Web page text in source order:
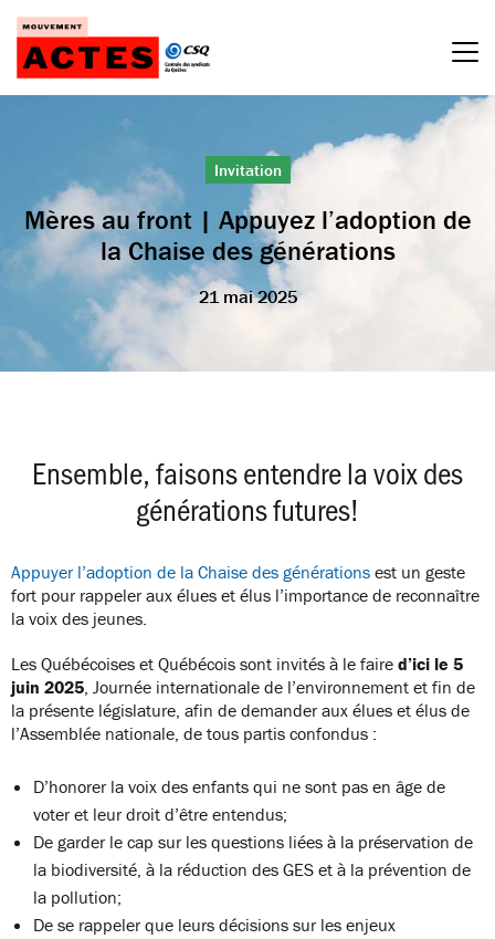
Passer
contenu
Invitation
Mères au front | Appuyez l’adoption de
la Chaise des générations
21 mai 2025
Ensemble, faisons entendre la voix des
générations futures!
Appuyer l’adoption de la Chaise des générations est un geste
fort pour rappeler aux élues et élus l’importance de reconnaître
la voix des jeunes.
Les Québécoises et Québécois sont invités à le faire d’ici le 5
juin 2025 , Journée internationale de l’environnement et fin de
la présente législature, afin de demander aux élues et élus de
l’Assemblée nationale, de tous partis confondus :
D’honorer la voix des enfants qui ne sont pas en âge de
voter et leur droit d’être entendus;
De garder le cap sur les questions liées à la préservation de
la biodiversité, à la réduction des GES et à la prévention de
la pollution;
De se rappeler que leurs décisions sur les enjeux